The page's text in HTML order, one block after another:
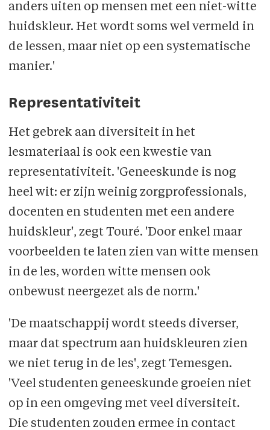
anders uiten op mensen met een niet-witte
huidskleur. Het wordt soms wel vermeld in
de lessen, maar niet op een systematische
manier.'
Representativiteit
Het gebrek aan diversiteit in het
lesmateriaal is ook een kwestie van
representativiteit. 'Geneeskunde is nog
heel wit: er zijn weinig zorgprofessionals,
docenten en studenten met een andere
huidskleur', zegt Touré. 'Door enkel maar
voorbeelden te laten zien van witte mensen
in de les, worden witte mensen ook
onbewust neergezet als de norm.'
'De maatschappij wordt steeds diverser,
maar dat spectrum aan huidskleuren zien
we niet terug in de les', zegt Temesgen.
'Veel studenten geneeskunde groeien niet
op in een omgeving met veel diversiteit.
Die studenten zouden ermee in contact